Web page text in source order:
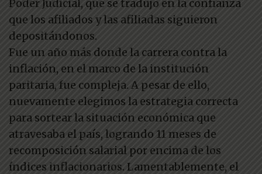
Poder Judicial, que se tradujo en la confianza
que los afiliados y las afiliadas siguieron
depositándonos.
Fue un año más donde la carrera contra la
inflación, en el marco de la institución
paritaria, fue compleja. A pesar de ello,
nuevamente elegimos la estrategia correcta
para sortear la situación económica que
atravesaba el país, logrando 11 meses de
recomposición salarial por encima de los
índices inflacionarios. Lamentablemente, el